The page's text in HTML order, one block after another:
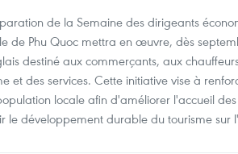
de la Semaine des dirigeants
de Phu Quoc mettra en œuvre, dès
destiné aux commerçants, aux
et des services. Cette initiative vise à
locale afin d'améliorer l'accueil
le développement durable du tourisme sur